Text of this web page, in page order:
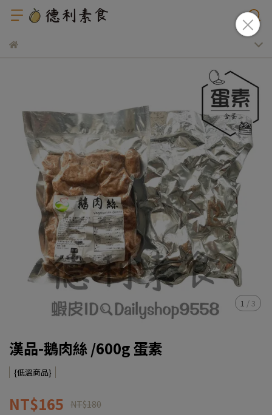
1 / 3
漢品-鵝肉絲 /600g 蛋素
{低溫商品}
NT$165 NT$180